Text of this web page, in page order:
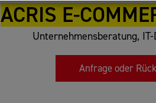
ACRIS E-
Unternehmensberatung,
Anfrage oder